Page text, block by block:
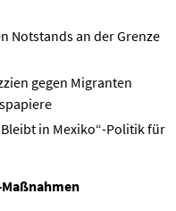
Notstands an der Grenze
gegen Migranten
in Mexiko“-Politik für